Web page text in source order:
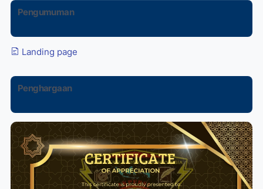
Pengumuman
Landing page
Penghargaan